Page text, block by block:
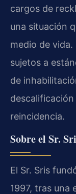
cargos de
una situación
medio de vida.
sujetos a
de
reincidencia.
Sobre el Sr.
El Sr. Sris
1997, tras una